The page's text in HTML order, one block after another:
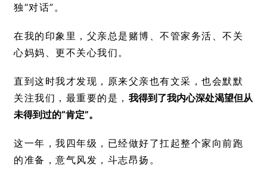
独“对话”。
在我的印象里，父亲总是赌博、不管家务活、不关
心妈妈、更不关心我们。
直到这时我才发现，原来父亲也有文采，也会默默
关注我们，最重要的是， 我得到了我内心深处渴望但从
未得到过的“肯定”。
这一年，我四年级，已经做好了扛起整个家向前跑
的准备，意气风发，斗志昂扬。